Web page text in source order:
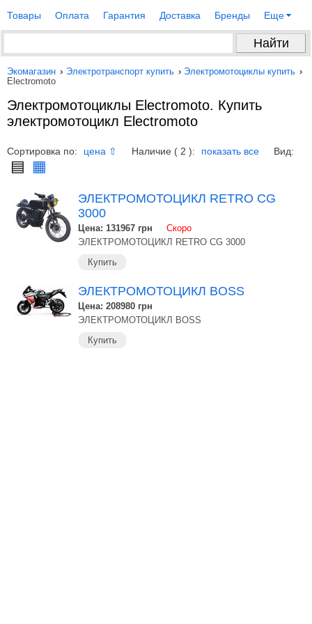
Товары Оплата Гарантия Доставка Бренды Еще
Экомагазин › Электротранспорт купить › Электромотоциклы купить ›
Electromoto
Электромотоциклы Electromoto. Купить
электромотоцикл Electromoto
Сортировка по: цена ⇧ Наличие ( 2 ): показать все Вид:
▤ ▦
ЭЛЕКТРОМОТОЦИКЛ RETRO CG
3000
Цена: 131967 грн
Скоро
ЭЛЕКТРОМОТОЦИКЛ RETRO CG 3000
Купить
ЭЛЕКТРОМОТОЦИКЛ BOSS
Цена: 208980 грн
ЭЛЕКТРОМОТОЦИКЛ BOSS
Купить